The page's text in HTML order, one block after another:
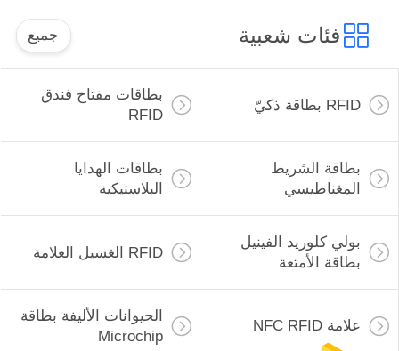
فئات شعبية جميع
RFID بطاقة ذكيّ
بطاقات مفتاح فندق
RFID
بطاقة الشريط
المغناطيسي
بطاقات الهدايا
البلاستيكية
بولي كلوريد الفينيل
بطاقة الأمتعة
RFID الغسيل العلامة
علامة NFC RFID
الحيوانات الأليفة بطاقة
Microchip